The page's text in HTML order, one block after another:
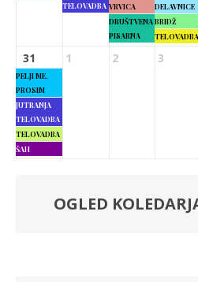
TELOVADBA VRVICA
DRUŠTVENA
PISARNA
DELAVNICE
BRIDŽ
TELOVADBA
31
PELJI ME,
PROSIM
JUTRANJA
TELOVADBA
TELOVADBA
ŠAH
1 2 3
OGLED